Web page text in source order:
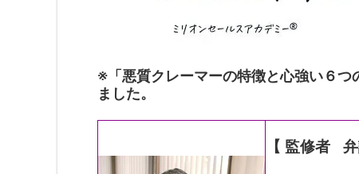
※「 悪質クレーマーの特徴と心強い６
ました。
【 監修者